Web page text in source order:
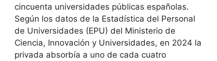
cincuenta universidades públicas españolas.
Según los datos de la Estadística del Personal
de Universidades (EPU) del Ministerio de
Ciencia, Innovación y Universidades, en 2024 la
privada absorbía a uno de cada cuatro